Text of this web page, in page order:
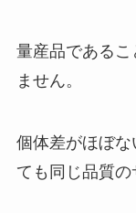
量産品であるこ
ません。
個体差がほぼ
ても同じ品質の